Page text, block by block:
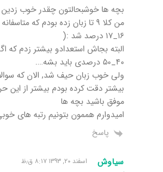
بچه ها خوشبحالتون چقدر خوب زدین
۱۶_۱۷ درصد شد :(
البته بجاش استعدادو بیشتر زدم که
۴۰_۵۰ درصدی باید بشه….
ولی خوب زبان حیف شد, الان که
بیشتر دقت کرده بودم بیشتر از این
موفق باشید بچه ها
امیدوارم هممون بتونیم رتبه های
پاسخ
سیاوش اسفند ۲۰, ۱۳۹۳ ۸:۱۷ ق٫ظ